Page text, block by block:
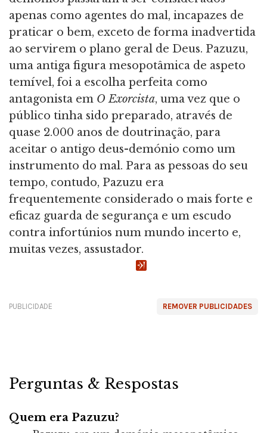
apenas como agentes do mal, incapazes de
praticar o bem, exceto de forma inadvertida
ao servirem o plano geral de Deus. Pazuzu,
uma antiga figura mesopotâmica de aspeto
temível, foi a escolha perfeita como
antagonista em O Exorcista, uma vez que o
público tinha sido preparado, através de
quase 2.000 anos de doutrinação, para
aceitar o antigo deus-demónio como um
instrumento do mal. Para as pessoas do seu
tempo, contudo, Pazuzu era
frequentemente considerado o mais forte e
eficaz guarda de segurança e um escudo
contra infortúnios num mundo incerto e,
muitas vezes, assustador.
REMOVER PUBLICIDADES
PUBLICIDADE
Perguntas & Respostas
Quem era Pazuzu?